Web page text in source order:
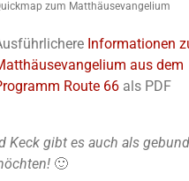
zum Matthäusevangelium
Informationen
aus dem
Route 66 als PDF
Keck gibt es auch als
🙂